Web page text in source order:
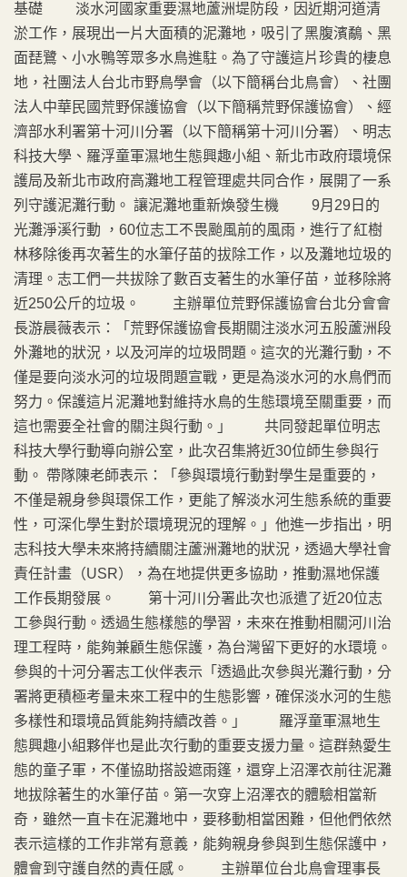
基礎 淡水河國家重要濕地蘆洲堤防段，因近期河道清
淤工作，展現出一片大面積的泥灘地，吸引了黑腹濱鷸、黑
面琵鷺、小水鴨等眾多水鳥進駐。為了守護這片珍貴的棲息
地，社團法人台北市野鳥學會（以下簡稱台北鳥會）、社團
法人中華民國荒野保護協會（以下簡稱荒野保護協會）、經
濟部水利署第十河川分署（以下簡稱第十河川分署）、明志
科技大學、羅浮童軍濕地生態興趣小組、新北市政府環境保
護局及新北市政府高灘地工程管理處共同合作，展開了一系
列守護泥灘行動。 讓泥灘地重新煥發生機 9月29日的
光灘淨溪行動 ，60位志工不畏颱風前的風雨，進行了紅樹
林移除後再次著生的水筆仔苗的拔除工作，以及灘地垃圾的
清理。志工們一共拔除了數百支著生的水筆仔苗，並移除將
近250公斤的垃圾。 主辦單位荒野保護協會台北分會會
長游晨薇表示：「荒野保護協會長期關注淡水河五股蘆洲段
外灘地的狀況，以及河岸的垃圾問題。這次的光灘行動，不
僅是要向淡水河的垃圾問題宣戰，更是為淡水河的水鳥們而
努力。保護這片泥灘地對維持水鳥的生態環境至關重要，而
這也需要全社會的關注與行動。」 共同發起單位明志
科技大學行動導向辦公室，此次召集將近30位師生參與行
動。 帶隊陳老師表示：「參與環境行動對學生是重要的，
不僅是親身參與環保工作，更能了解淡水河生態系統的重要
性，可深化學生對於環境現況的理解。」他進一步指出，明
志科技大學未來將持續關注蘆洲灘地的狀況，透過大學社會
責任計畫（USR），為在地提供更多協助，推動濕地保護
工作長期發展。 第十河川分署此次也派遣了近20位志
工參與行動。透過生態樣態的學習，未來在推動相關河川治
理工程時，能夠兼顧生態保護，為台灣留下更好的水環境。
參與的十河分署志工伙伴表示「透過此次參與光灘行動，分
署將更積極考量未來工程中的生態影響，確保淡水河的生態
多樣性和環境品質能夠持續改善。」 羅浮童軍濕地生
態興趣小組夥伴也是此次行動的重要支援力量。這群熱愛生
態的童子軍，不僅協助搭設遮雨篷，還穿上沼澤衣前往泥灘
地拔除著生的水筆仔苗。第一次穿上沼澤衣的體驗相當新
奇，雖然一直卡在泥灘地中，要移動相當困難，但他們依然
表示這樣的工作非常有意義，能夠親身參與到生態保護中，
體會到守護自然的責任感。 主辦單位台北鳥會理事長